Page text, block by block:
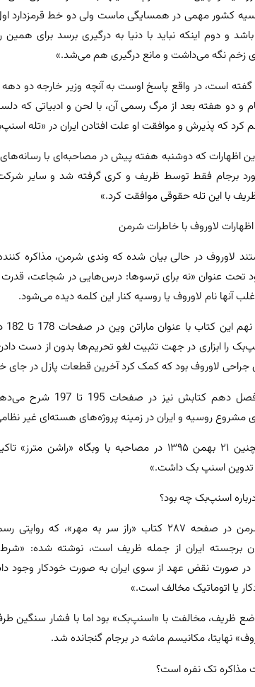
کشور مهمی در همسایگی ماست ولی دو خط قرمزدارد اول
باشد و دوم اینکه نباید با دنیا به درگیری برسد برای
زخم نگه می‌داشت و مانع درگیری هم می‌شد.»
و دو هفته بعد از مرگ رسمی آن، با لحن و ادبیاتی که
کرد که پذیرش و موافقت او علت افتادن ایران در «تله
اظهارات که دوشنبه هفته پیش در مصاحبه‌ای با
برجام فقط توسط ظریف و کری گرفته شد و سایر
با این تله حقوقی موافقت کرد.»
لاوروف با خاطرات شرمن
لاوروف در حالی بیان شده که وندی شرمن، مذاکره
آنها نام لاوروف یا روسیه کنار این کلمه دیده می‌شود.
را ابزاری در جهت تثبیت لغو تحریم‌ها بدون از دست
جراحی لاوروف بود که کمک کرد آخرین قطعات پازل در جای
شرمن در فصل دهم
مشروع روسیه و ایران در زمینه پروژه‌های هسته‌ای غیر
شرمن همچنین ۲۱ بهمن ۱۳۹۵ در مصاحبه با وبگاه
تدوین اسنپ بک داشت.»
اسنپ‌بک چه بود؟
علاوه بر شرمن در صفحه ۲۸۷ کتاب «راز سر به
برجسته ایران از جمله ظریف است، نوشته شده:
در صورت نقض عهد از سوی ایران به صورت خودکار وجود
یا اتوماتیک مخالف است.»
موضع ظریف، مخالفت با «اسنپ‌بک» بود اما با فشار
نهایتا، مکانیسم ماشه در برجام گنجانده شد.
مذاکره تک نفره است؟